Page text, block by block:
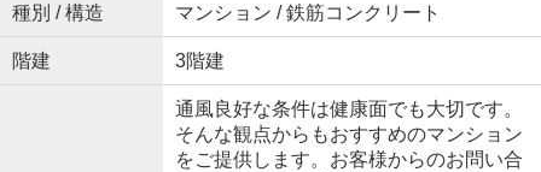
種別 / 構造 マンション / 鉄筋コンクリート
階建 3階建
通風良好な条件は健康面でも大切です。
そんな観点からもおすすめのマンション
をご提供します。お客様からのお問い合